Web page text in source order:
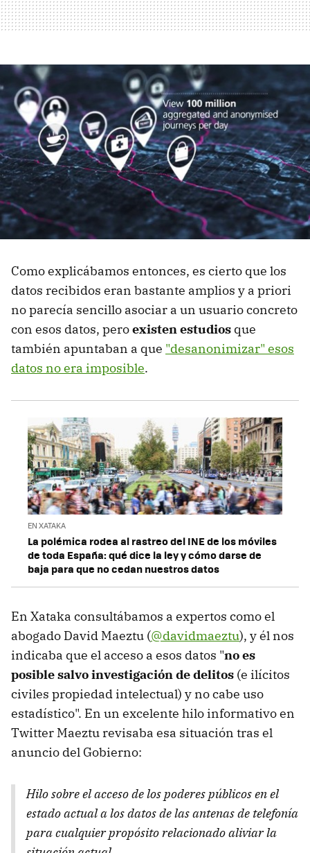
Como explicábamos entonces, es cierto que los
datos recibidos eran bastante amplios y a priori
no parecía sencillo asociar a un usuario concreto
con esos datos, peroexisten estudios que
también apuntaban a que "desanonimizar" esos
datos no era imposible.
EN XATAKA
La polémica rodea al rastreo del INE de los móviles
de toda España: qué dice la ley y cómo darse de
baja para que no cedan nuestros datos
En Xataka consultábamos a expertos como el
abogado David Maeztu (@davidmaeztu), y él nos
indicaba que el acceso a esos datos "no es
posible salvo investigación de delitos (e ilícitos
civiles propiedad intelectual) y no cabe uso
estadístico". En un excelente hilo informativo en
Twitter Maeztu revisaba esa situación tras el
anuncio del Gobierno:
Hilo sobre el acceso de los poderes públicos en el
estado actual a los datos de las antenas de telefonía
para cualquier propósito relacionado aliviar la